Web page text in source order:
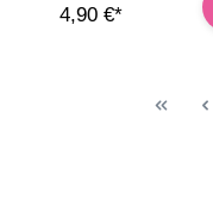
4,90 €*